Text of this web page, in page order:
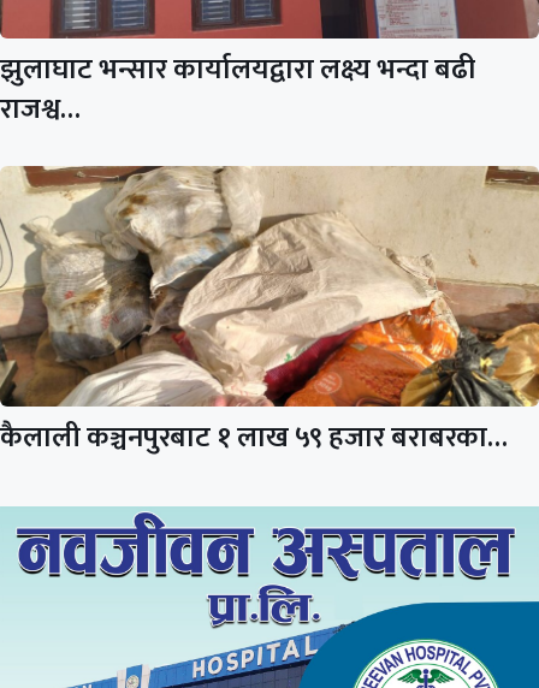
झुलाघाट भन्सार कार्यालयद्वारा लक्ष्य भन्दा बढी
राजश्व…
कैलाली कञ्चनपुरबाट १ लाख ५९ हजार बराबरका…